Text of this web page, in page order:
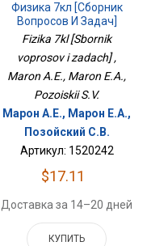
Физика 7кл [Сборник
Вопросов И Задач]
Fizika 7kl [Sbornik
voprosov i zadach] ,
Maron A.E., Maron E.A.,
Pozoiskii S.V.
Марон А.Е., Марон Е.А.,
Позойский С.В.
Артикул: 1520242
$17.11
Доставка за 14–20 дней
КУПИТЬ